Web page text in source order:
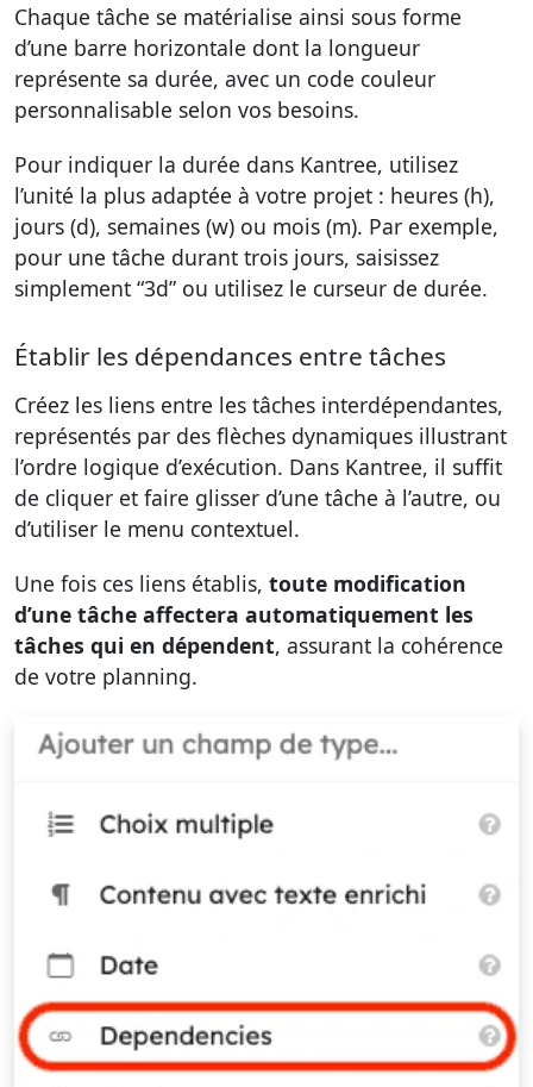
Chaque tâche se matérialise ainsi sous forme
d’une barre horizontale dont la longueur
représente sa durée, avec un code couleur
personnalisable selon vos besoins.
Pour indiquer la durée dans Kantree, utilisez
l’unité la plus adaptée à votre projet : heures (h),
jours (d), semaines (w) ou mois (m). Par exemple,
pour une tâche durant trois jours, saisissez
simplement “3d” ou utilisez le curseur de durée.
Établir les dépendances entre tâches
Créez les liens entre les tâches interdépendantes,
représentés par des flèches dynamiques illustrant
l’ordre logique d’exécution. Dans Kantree, il suffit
de cliquer et faire glisser d’une tâche à l’autre, ou
d’utiliser le menu contextuel.
Une fois ces liens établis, toute modification
d’une tâche affectera automatiquement les
tâches qui en dépendent, assurant la cohérence
de votre planning.